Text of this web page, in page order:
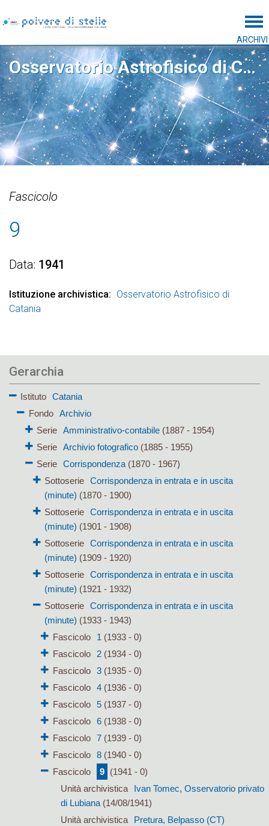
ARCHIVI
Osservatorio Astrofisico di Catania
Fascicolo
9
Data 1941
Istituzione archivistica
Osservatorio Astrofisico di
Catania
Gerarchia
Istituto
Catania
Fondo
Archivio
Serie Amministrativo-contabile(1887 - 1954)
Serie Archivio fotografico(1885 - 1955)
Serie Corrispondenza(1870 - 1967)
Sottoserie
Corrispondenza in entrata e in uscita
(minute) (1870 - 1900)
Sottoserie
Corrispondenza in entrata e in uscita
(minute) (1901 - 1908)
Sottoserie
Corrispondenza in entrata e in uscita
(minute) (1909 - 1920)
Sottoserie
Corrispondenza in entrata e in uscita
(minute) (1921 - 1932)
Sottoserie
Corrispondenza in entrata e in uscita
(minute) (1933 - 1943)
Fascicolo
1 (1933 - 0)
Fascicolo
2(1934 - 0)
Fascicolo
3(1935 - 0)
Fascicolo
4(1936 - 0)
Fascicolo
5(1937 - 0)
Fascicolo
6(1938 - 0)
Fascicolo
7(1939 - 0)
Fascicolo
8(1940 - 0)
Fascicolo
9
(1941 - 0)
Unità archivistica
Ivan Tomec, Osservatorio privato
di Lubiana(14/08/1941)
Unità archivistica
Pretura, Belpasso (CT)